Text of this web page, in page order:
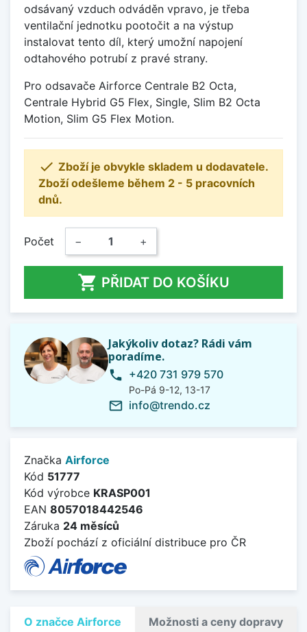
odsávaný vzduch odváděn vpravo, je třeba
ventilační jednotku pootočit a na výstup
instalovat tento díl, který umožní napojení
odtahového potrubí z pravé strany.
Pro odsavače Airforce Centrale B2 Octa,
Centrale Hybrid G5 Flex, Single, Slim B2 Octa
Motion, Slim G5 Flex Motion.
 Zboží je obvykle skladem u dodavatele.
Zboží odešleme během 2 - 5 pracovních
dnů.
Počet − +
 PŘIDAT DO KOŠÍKU
Jakýkoliv dotaz? Rádi vám
poradíme.
phone +420 731 979 570
Po-Pá 9-12, 13-17
mail_outline info@trendo.cz
Značka Airforce
Kód 51777
Kód výrobce KRASP001
EAN 8057018442546
Záruka 24 měsíců
Zboží pochází z oficiální distribuce pro ČR
O značce Airforce Možnosti a ceny dopravy